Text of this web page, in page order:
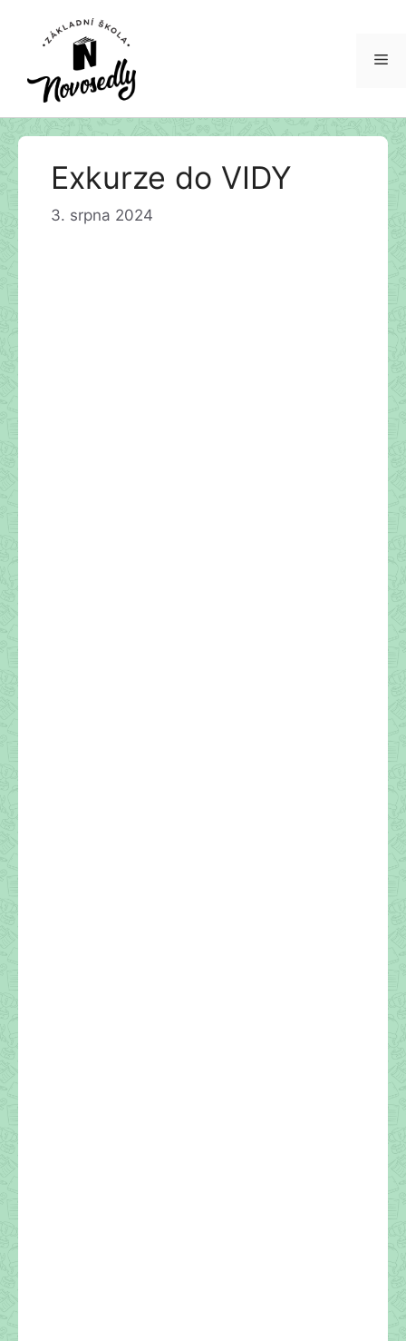
Přeskočit
Exkurze do VIDY
3. srpna 2024